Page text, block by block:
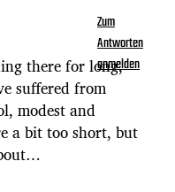
there for long,
suffered from
modest and
a bit too short, but
Zum
Antworten
anmelden